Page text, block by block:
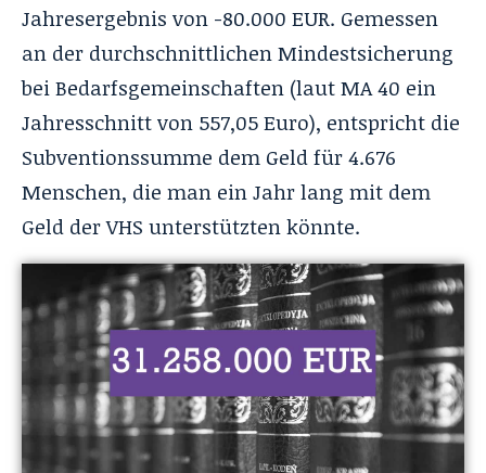
Jahresergebnis von -80.000 EUR. Gemessen
an der durchschnittlichen Mindestsicherung
bei Bedarfsgemeinschaften (laut MA 40 ein
Jahresschnitt von 557,05 Euro), entspricht die
Subventionssumme dem Geld für 4.676
Menschen, die man ein Jahr lang mit dem
Geld der VHS unterstützten könnte.